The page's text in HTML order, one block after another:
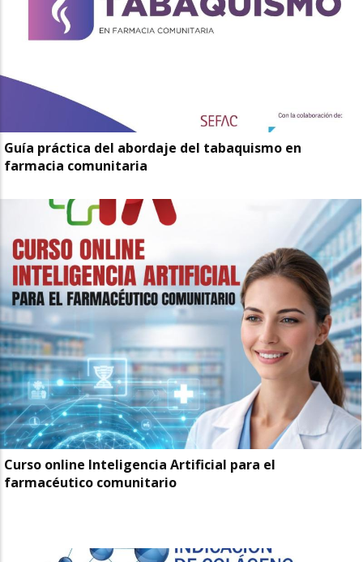
Guía práctica del abordaje del tabaquismo en
farmacia comunitaria
Curso online Inteligencia Artificial para el
farmacéutico comunitario